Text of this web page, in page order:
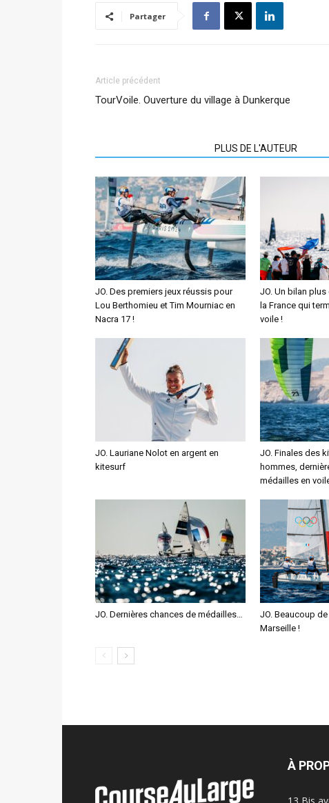
Partager
Article précédent
TourVoile. Ouverture du village à Dunkerque
PLUS DE L'AUTEUR
JO. Des premiers jeux réussis pour
Lou Berthomieu et Tim Mourniac en
Nacra 17 !
JO. Un bilan
la France qui
voile !
JO. Lauriane Nolot en argent en
kitesurf
JO. Finales des
hommes,
médailles en
JO. Dernières chances de médailles…
JO. Beaucoup
Marseille !
À